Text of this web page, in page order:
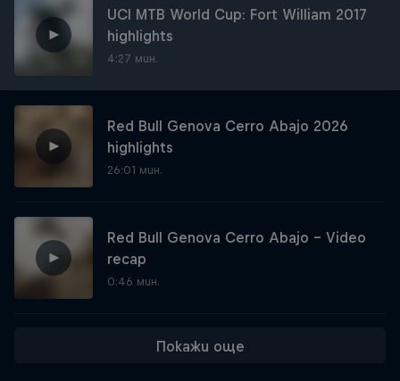
UCI MTB World Cup: Fort William 2017
highlights
4:27 мин.
Red Bull Genova Cerro Abajo 2026
highlights
26:01 мин.
Red Bull Genova Cerro Abajo - Video
recap
0:46 мин.
Покажи още